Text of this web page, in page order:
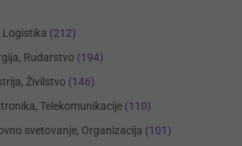
Logistika (212)
Rudarstvo (194)
Živilstvo (146)
Telekomunikacije (110)
svetovanje, Organizacija (101)